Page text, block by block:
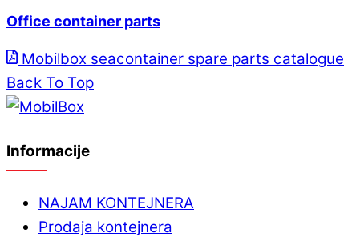
Office container parts
Mobilbox seacontainer spare parts catalogue
Back To Top
Informacije
NAJAM KONTEJNERA
Prodaja kontejnera